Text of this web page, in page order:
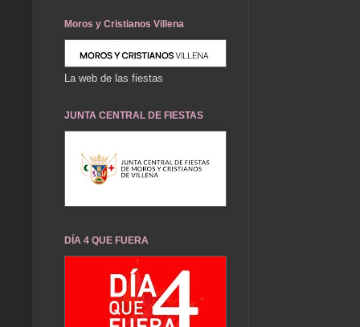
Moros y Cristianos Villena
La web de las fiestas
JUNTA CENTRAL DE FIESTAS
DÍA 4 QUE FUERA